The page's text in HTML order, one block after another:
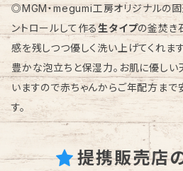
◎MGM・megumi工房オリジナルの
ントロールして作る生タイプの釜焚き
感を残しつつ優しく洗い上げてくれます
豊かな泡立ちと保湿力。お肌に優し
いますので赤ちゃんからご年配方まで
す。
提携販売店